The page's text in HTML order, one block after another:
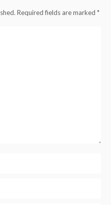
Required fields are marked *